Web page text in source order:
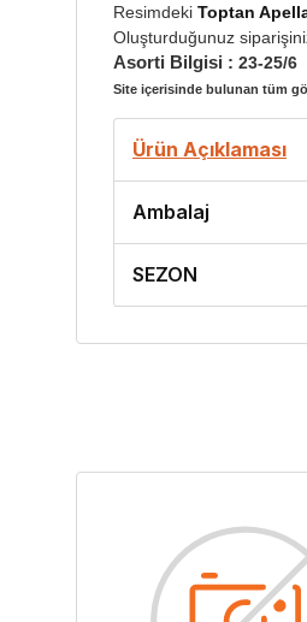
Resimdeki Toptan
Oluşturduğunuz
Asorti Bilgisi : 23-25/6
Site içerisinde bulunan tüm
Ürün Açıklaması
Ambalaj
SEZON